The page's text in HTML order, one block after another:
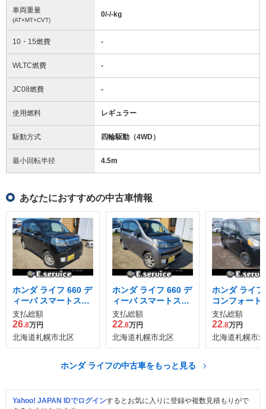
車両重量
(AT×MT×CVT)
0/-/-kg
10・15燃費 -
WLTC燃費 -
JC08燃費 -
使用燃料 レギュラー
駆動方式 四輪駆動（4WD）
最小回転半径 4.5m
あなたにおすすめの中古車情報
ホンダ ライフ 660 デ
ィーバ スマートスタ
イル 4WD
支払総額
26.8万円
北海道札幌市北区
ホンダ ライフ 660 デ
ィーバ スマートスタ
イル 4WD
支払総額
22.8万円
北海道札幌市北区
ホンダ ライ
コンフォート
ャル 4WD
支払総額
22.8万円
北海道札幌市
ホンダ ライフの中古車をもっと見る
Yahoo! JAPAN IDでログインするとお気に入りに登録や複数見積もりがで